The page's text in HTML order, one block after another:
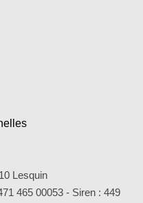
Lesquin
465 00053 - Siren : 449